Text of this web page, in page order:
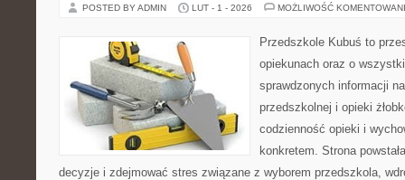
POSTED BY ADMIN LUT - 1 - 2026 MOŻLIWOŚĆ
Przedszkole Kubuś to
opiekunach oraz o
sprawdzonych informacji
przedszkolnej i opieki
codzienność opieki i
konkretem. Strona
decyzje i zdejmować stres związane z wyborem przedszkola,